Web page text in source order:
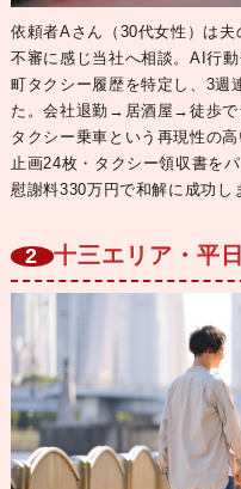
依頼者Aさん（30代女性）は
不審に感じ当社へ相談。AI行
町タクシー履歴を特定し、3週
た。会社退勤→居酒屋→徒歩
タクシー乗車 という再現性の
止画24枚・タクシー領収書を
慰謝料330万円で和解に成功し
2 十三エリア・平